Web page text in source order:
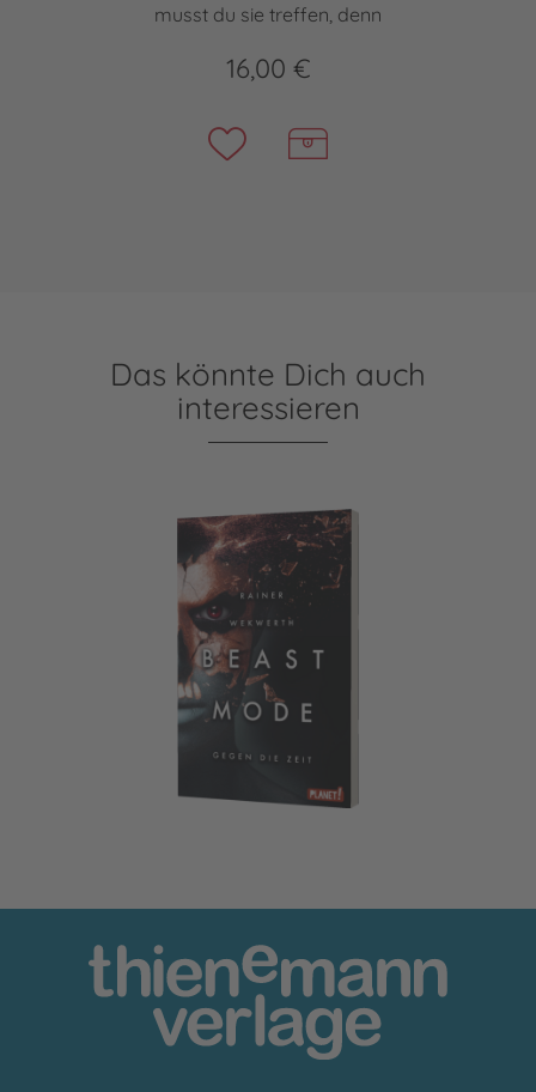
musst du sie treffen, denn
16,00 €
Das könnte Dich auch
interessieren
Beastmode 2: Gegen die Zeit